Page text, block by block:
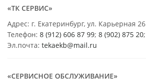
«ТК СЕРВИС»
Адрес: г. Екатеринбург, ул. Карьерная 26
Телефон: 8 (912) 606 87 99; 8 (902) 875 20;
Эл.почта: tekaekb@mail.ru
«СЕРВИСНОЕ ОБСЛУЖИВАНИЕ»